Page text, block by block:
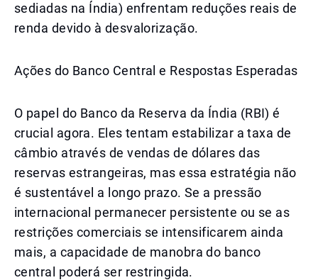
sediadas na Índia) enfrentam reduções reais de
renda devido à desvalorização.
Ações do Banco Central e Respostas Esperadas
O papel do Banco da Reserva da Índia (RBI) é
crucial agora. Eles tentam estabilizar a taxa de
câmbio através de vendas de dólares das
reservas estrangeiras, mas essa estratégia não
é sustentável a longo prazo. Se a pressão
internacional permanecer persistente ou se as
restrições comerciais se intensificarem ainda
mais, a capacidade de manobra do banco
central poderá ser restringida.